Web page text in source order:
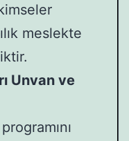
meslekte
Unvan ve